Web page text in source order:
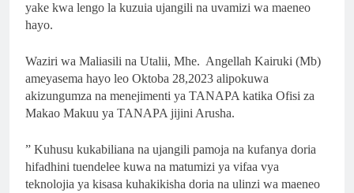
yake kwa lengo la kuzuia ujangili na uvamizi wa maeneo
hayo.
Waziri wa Maliasili na Utalii, Mhe. Angellah Kairuki (Mb)
ameyasema hayo leo Oktoba 28,2023 alipokuwa
akizungumza na menejimenti ya TANAPA katika Ofisi za
Makao Makuu ya TANAPA jijini Arusha.
” Kuhusu kukabiliana na ujangili pamoja na kufanya doria
hifadhini tuendelee kuwa na matumizi ya vifaa vya
teknolojia ya kisasa kuhakikisha doria na ulinzi wa maeneo